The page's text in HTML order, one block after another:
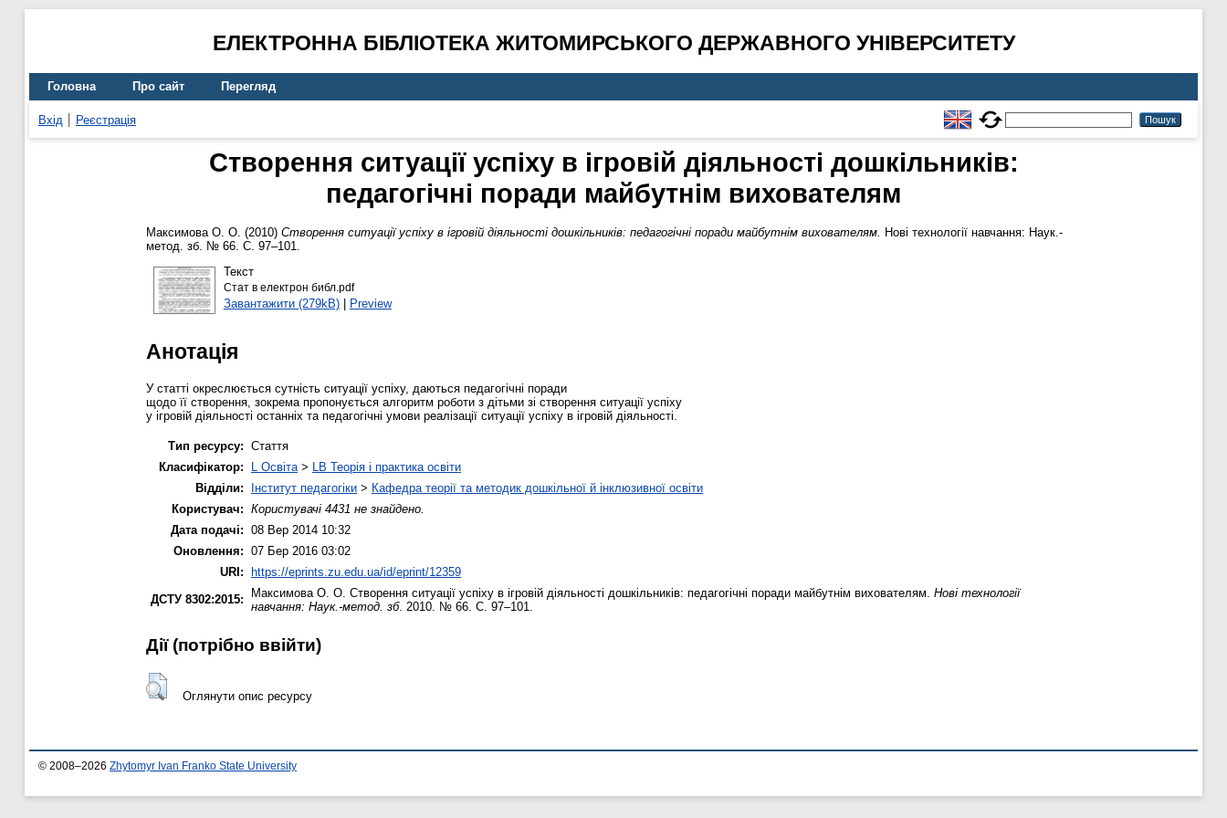
ЕЛЕКТРОННА БІБЛІОТЕКА ЖИТОМИРСЬКОГО ДЕРЖАВНОГО УНІВЕРСИТЕТУ
Головна Про сайт Перегляд
Вхід Реєстрація
Створення ситуації успіху в ігровій діяльності дошкільників:
педагогічні поради майбутнім вихователям
Максимова О. О. (2010) Створення ситуації успіху в ігровій діяльності дошкільників: педагогічні поради майбутнім вихователям. Нові технології навчання: Наук.-
метод. зб. № 66. С. 97–101.
Текст
Стат в електрон библ.pdf
Завантажити (279kB)| Preview
Анотація
У статті окреслюється сутність ситуації успіху, даються педагогічні поради
щодо її створення, зокрема пропонується алгоритм роботи з дітьми зі створення ситуації успіху
у ігровій діяльності останніх та педагогічні умови реалізації ситуації успіху в ігровій діяльності.
Тип ресурсу: Стаття
Класифікатор:
L Освіта > LB Теорія і практика освіти
Відділи:
Інститут педагогіки > Кафедра теорії та методик дошкільної й інклюзивної освіти
Користувач: Користувачі 4431 не знайдено.
Дата подачі: 08 Вер 2014 10:32
Оновлення: 07 Бер 2016 03:02
URI: https://eprints.zu.edu.ua/id/eprint/12359
ДСТУ 8302:2015:
Максимова О. О. Створення ситуації успіху в ігровій діяльності дошкільників: педагогічні поради майбутнім вихователям. Нові технології
навчання: Наук.-метод. зб. 2010. № 66. С. 97–101.
Дії ​​(потрібно ввійти)
Оглянути опис ресурсу
© 2008–2026 Zhytomyr Ivan Franko State University